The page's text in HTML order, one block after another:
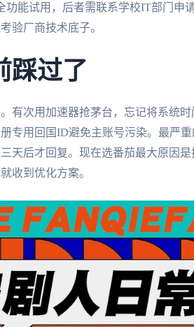
能试用，后者需联系学校IT部门申
验厂商技术底子。
踩过了
有次用加速器抢茅台，忘记将系统
专用回国ID避免主账号污染。最严
天后才回复。现在选番茄最大原因
收到优化方案。